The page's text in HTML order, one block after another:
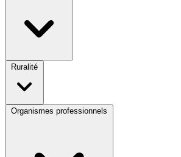
Ruralité
Organismes professionnels